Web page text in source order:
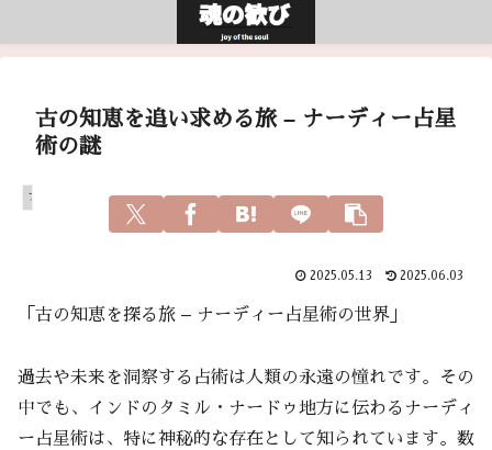
古の知恵を追い求める旅 – ナーディー占星
術の謎
アガスティアの葉
2025.05.13 2025.06.03
「古の知恵を探る旅 – ナーディー占星術の世界」
過去や未来を洞察する占術は人類の永遠の憧れです。その
中でも、インドのタミル・ナードゥ地方に伝わるナーディ
ー占星術は、特に神秘的な存在として知られています。数